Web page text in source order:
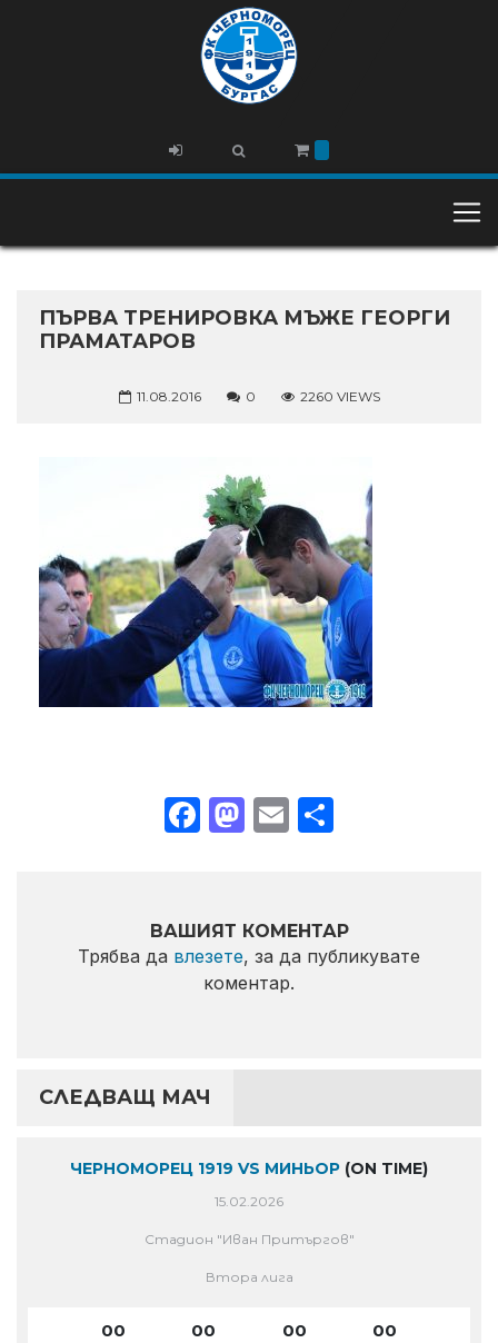
ПЪРВА ТРЕНИРОВКА МЪЖЕ ГЕОРГИ
ПРАМАТАРОВ
11.08.2016 0 2260 VIEWS
Facebook
Mastodon
Email
ВАШИЯТ КОМЕНТАР
Трябва да влезете, за да публикувате
коментар.
СЛЕДВАЩ МАЧ
ЧЕРНОМОРЕЦ 1919 VS МИНЬОР (ON TIME)
15.02.2026
Стадион "Иван Притъргов"
Втора лига
00 00 00 00